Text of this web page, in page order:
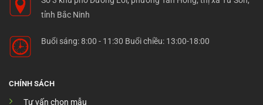
tỉnh Bắc Ninh
Buổi sáng: 8:00 - 11:30 Buổi chiều: 13:00-18:00
CHÍNH SÁCH
Tư vấn chọn mẫu